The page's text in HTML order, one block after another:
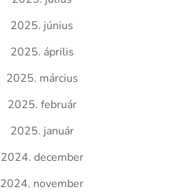
2025. június
2025. április
2025. március
2025. február
2025. január
2024. december
2024. november